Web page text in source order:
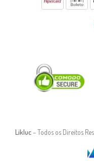
Likluc– Todos os Direitos